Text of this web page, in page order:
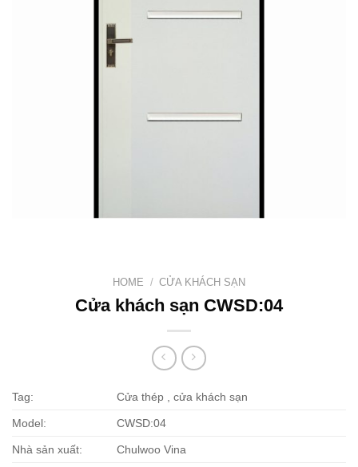
HOME / CỬA KHÁCH SẠN
Cửa khách sạn CWSD:04
Tag: Cửa thép , cửa khách sạn
Model: CWSD:04
Nhà sản xuất: Chulwoo Vina